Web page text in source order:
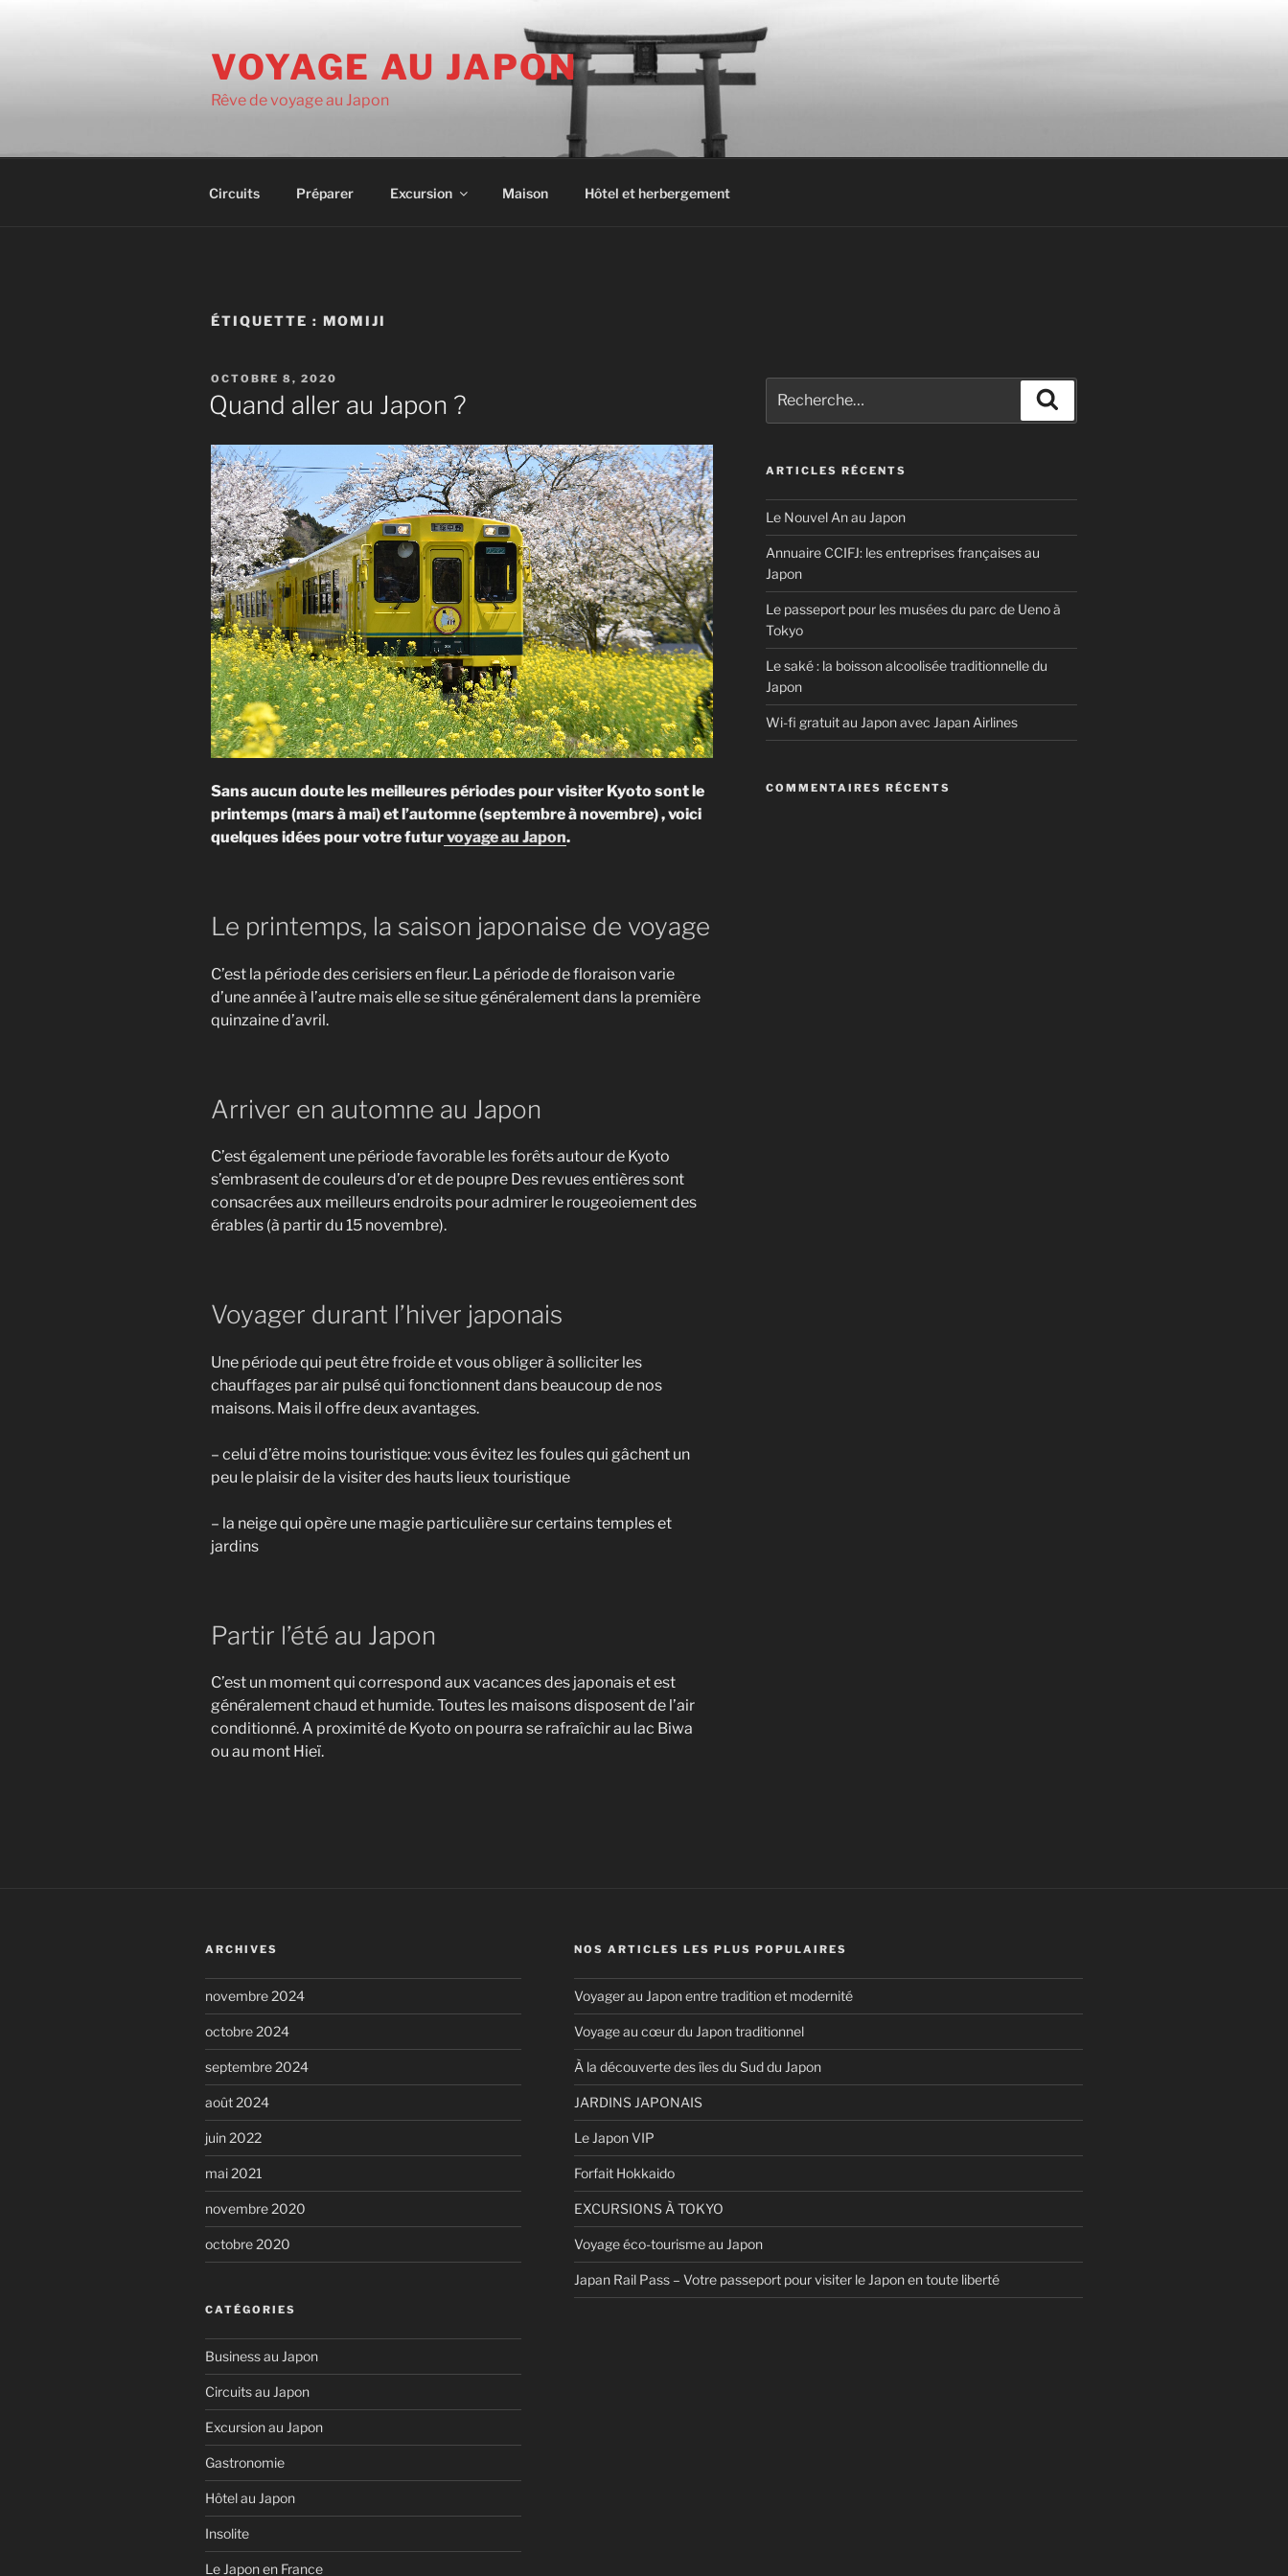
VOYAGE AU JAPON
Rêve de voyage au Japon
Circuits Préparer Excursion Maison Hôtel et herbergement
ÉTIQUETTE : MOMIJI
PUBLIÉ
LE
OCTOBRE 8, 2020
Quand aller au Japon ?
Sans aucun doute les meilleures périodes pour visiter Kyoto sont le
printemps (mars à mai) et l’automne (septembre à novembre) , voici
quelques idées pour votre futurvoyage au Japon.
Le printemps, la saison japonaise de voyage
C’est la période des cerisiers en fleur. La période de floraison varie
d’une année à l’autre mais elle se situe généralement dans la première
quinzaine d’avril.
Arriver en automne au Japon
C’est également une période favorable les forêts autour de Kyoto
s’embrasent de couleurs d’or et de poupre Des revues entières sont
consacrées aux meilleurs endroits pour admirer le rougeoiement des
érables (à partir du 15 novembre).
Voyager durant l’hiver japonais
Une période qui peut être froide et vous obliger à solliciter les
chauffages par air pulsé qui fonctionnent dans beaucoup de nos
maisons. Mais il offre deux avantages.
– celui d’être moins touristique: vous évitez les foules qui gâchent un
peu le plaisir de la visiter des hauts lieux touristique
– la neige qui opère une magie particulière sur certains temples et
jardins
Partir l’été au Japon
C’est un moment qui correspond aux vacances des japonais et est
généralement chaud et humide. Toutes les maisons disposent de l’air
conditionné. A proximité de Kyoto on pourra se rafraîchir au lac Biwa
ou au mont Hieï.
pour
:
ARTICLES RÉCENTS
Le Nouvel An au Japon
Annuaire CCIFJ: les entreprises françaises au
Japon
Le passeport pour les musées du parc de Ueno à
Tokyo
Le saké : la boisson alcoolisée traditionnelle du
Japon
Wi-fi gratuit au Japon avec Japan Airlines
COMMENTAIRES RÉCENTS
ARCHIVES
novembre 2024
octobre 2024
septembre 2024
août 2024
juin 2022
mai 2021
novembre 2020
octobre 2020
CATÉGORIES
Business au Japon
Circuits au Japon
Excursion au Japon
Gastronomie
Hôtel au Japon
Insolite
Le Japon en France
NOS ARTICLES LES PLUS POPULAIRES
Voyager au Japon entre tradition et modernité
Voyage au cœur du Japon traditionnel
À la découverte des îles du Sud du Japon
JARDINS JAPONAIS
Le Japon VIP
Forfait Hokkaido
EXCURSIONS À TOKYO
Voyage éco-tourisme au Japon
Japan Rail Pass – Votre passeport pour visiter le Japon en toute liberté